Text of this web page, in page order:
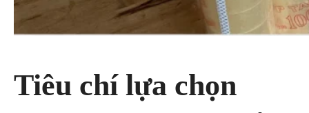
Tiêu chí lựa chọn